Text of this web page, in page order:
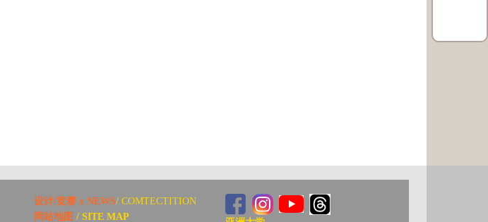
设计/竞赛 x NEWS/ COMTECTITION
网站地图 / SITE MAP